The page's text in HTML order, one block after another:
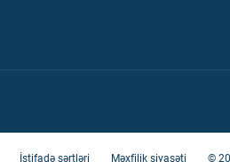
İstifadə şərtləri Məxfilik siyasəti ©